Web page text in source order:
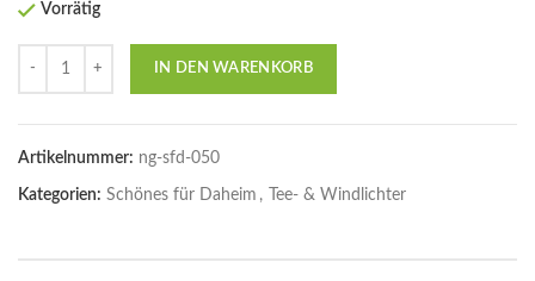
Vorrätig
IN DEN WARENKORB
Artikelnummer: ng-sfd-050
Kategorien: Schönes für Daheim , Tee- & Windlichter